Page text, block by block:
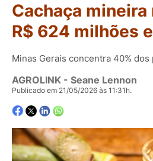
Cachaça
R$ 624 milhões
Minas Gerais concentra 40%
AGROLINK - Seane Lennon
Publicado em 21/05/2026 às 11:31h.